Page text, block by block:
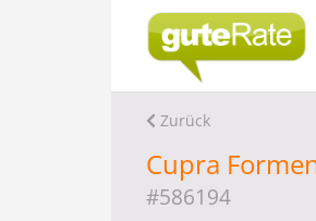
Zurück
Cupra
#586194